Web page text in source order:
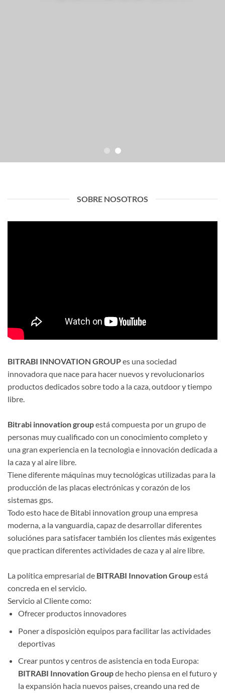
SOBRE NOSOTROS
BITRABI INNOVATION GROUPes una sociedad
innovadora que nace para hacer nuevos y revolucionarios
productos dedicados sobre todo a la caza, outdoor y tiempo
libre.
Bitrabi innovation groupestá compuesta por un grupo de
personas muy cualificado con un conocimiento completo y
una gran experiencia en la tecnologìa e innovación dedicada a
la caza y al aire libre.
Tiene diferente máquinas muy tecnológicas utilizadas para la
producción de las placas electrónicas y corazón de los
sistemas gps.
Todo esto hace de Bitabi innovation group una empresa
moderna, a la vanguardia, capaz de desarrollar diferentes
soluciónes para satisfacer también los clientes más exigentes
que practican diferentes actividades de caza y al aire libre.
La política empresarial de BITRABI Innovation Groupestá
concreda en el servicio.
Servicio al Cliente como:
Ofrecer productos innovadores
Poner a disposiciòn equipos para facilitar las actividades
deportivas
Crear puntos y centros de asistencia en toda Europa:
BITRABI Innovation Groupde hecho piensa en el futuro y
la expansión hacia nuevos paìses, creando una red de